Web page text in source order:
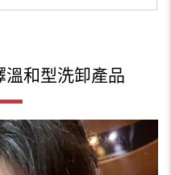
和型洗卸產品